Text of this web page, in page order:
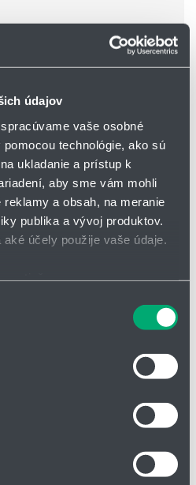
údajov
spracúvame vaše osobné
technológie, ako sú
ukladanie a prístup k
aby sme vám mohli
a obsah, na meranie
publika a vývoj produktov.
účely použije vaše údaje.
niekoľko metrov
sa spracúvajú vaše osobné
alebo odvolať cez Vyhlásenie
a reklám, poskytovanie funkcií
dĺžka